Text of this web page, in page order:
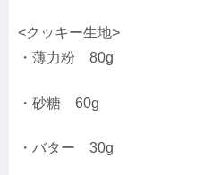
<クッキー生地>
・薄力粉 80g
・砂糖 60g
・バター 30g